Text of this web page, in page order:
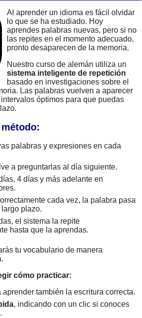
Al aprender un idioma es fácil olvidar
lo que se ha estudiado. Hoy
aprendes palabras nuevas, pero si no
las repites en el momento adecuado,
pronto desaparecen de la memoria.
Nuestro curso de alemán utiliza un
sistema inteligente de repetición
basado en investigaciones sobre el
Las palabras vuelven a aparecer
óptimos para que puedas
palabras y expresiones en cada
a preguntarlas al día siguiente.
4 días y más adelante en
cada vez, la palabra pasa
plazo.
el sistema la repite
hasta que la aprendas.
tu vocabulario de manera
cómo practicar:
aprender también la escritura correcta.
, indicando con un clic si conoces